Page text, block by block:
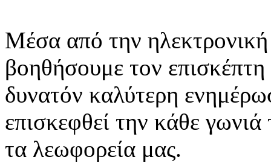
Μέσα από την ηλεκτρονική
βοηθήσουμε τον
δυνατόν καλύτερη
επισκεφθεί την κάθε
τα λεωφορεία μας.